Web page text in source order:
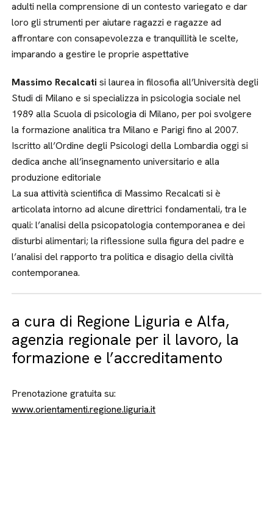
adulti nella comprensione di un contesto variegato e dar
loro gli strumenti per aiutare ragazzi e ragazze ad
affrontare con consapevolezza e tranquillità le scelte,
imparando a gestire le proprie aspettative
Massimo Recalcati si laurea in filosofia all’Università degli
Studi di Milano e si specializza in psicologia sociale nel
1989 alla Scuola di psicologia di Milano, per poi svolgere
la formazione analitica tra Milano e Parigi fino al 2007.
Iscritto all’Ordine degli Psicologi della Lombardia oggi si
dedica anche all’insegnamento universitario e alla
produzione editoriale
La sua attività scientifica di Massimo Recalcati si è
articolata intorno ad alcune direttrici fondamentali, tra le
quali: l’analisi della psicopatologia contemporanea e dei
disturbi alimentari; la riflessione sulla figura del padre e
l’analisi del rapporto tra politica e disagio della civiltà
contemporanea.
a cura di Regione Liguria e Alfa,
agenzia regionale per il lavoro, la
formazione e l’accreditamento
Prenotazione gratuita su:
www.orientamenti.regione.liguria.it